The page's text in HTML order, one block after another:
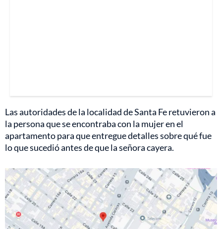
Las autoridades de la localidad de Santa Fe retuvieron a
la persona que se encontraba con la mujer en el
apartamento para que entregue detalles sobre qué fue
lo que sucedió antes de que la señora cayera.